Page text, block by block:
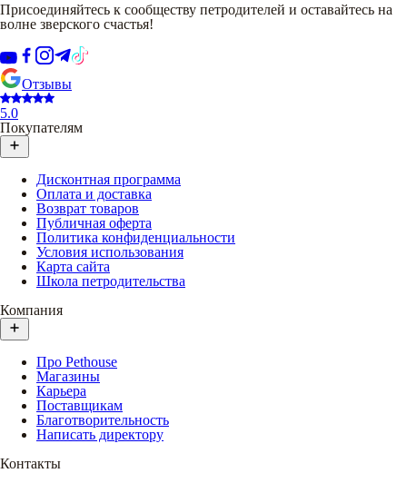
Присоединяйтесь к сообществу петродителей и оставайтесь на
волне зверского счастья!
Отзывы
5.0
Покупателям
Дисконтная программа
Оплата и доставка
Возврат товаров
Публичная оферта
Политика конфиденциальности
Условия использования
Карта сайта
Школа петродительства
Компания
Про Pethouse
Магазины
Карьера
Поставщикам
Благотворительность
Написать директору
Контакты